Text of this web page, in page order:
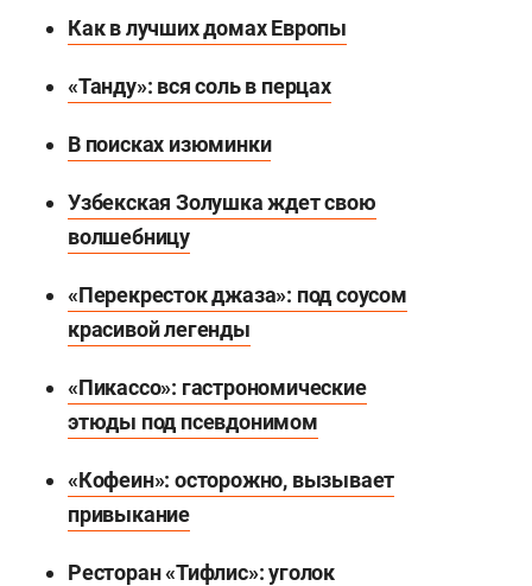
Как в лучших домах Европы
«Танду»: вся соль в перцах
В поисках изюминки
Узбекская Золушка ждет свою
волшебницу
«Перекресток джаза»: под соусом
красивой легенды
«Пикассо»: гастрономические
этюды под псевдонимом
«Кофеин»: осторожно, вызывает
привыкание
Ресторан «Тифлис»: уголок